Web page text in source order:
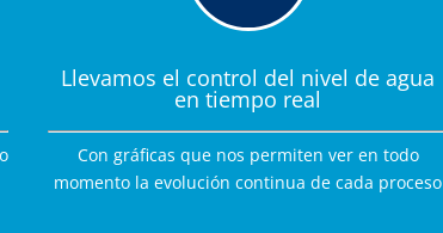
Llevamos el control del nivel de agua
en tiempo real
Con gráficas que nos permiten ver en todo
momento la evolución continua de cada proceso